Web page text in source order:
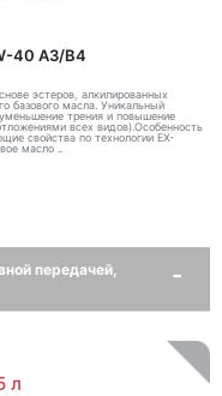
40 A3/B4
эстеров, алкилированных
базового масла. Уникальный
трения и повышение
всех видов).Особенность
свойства по технологии EX-
масло ..
передачей,
л